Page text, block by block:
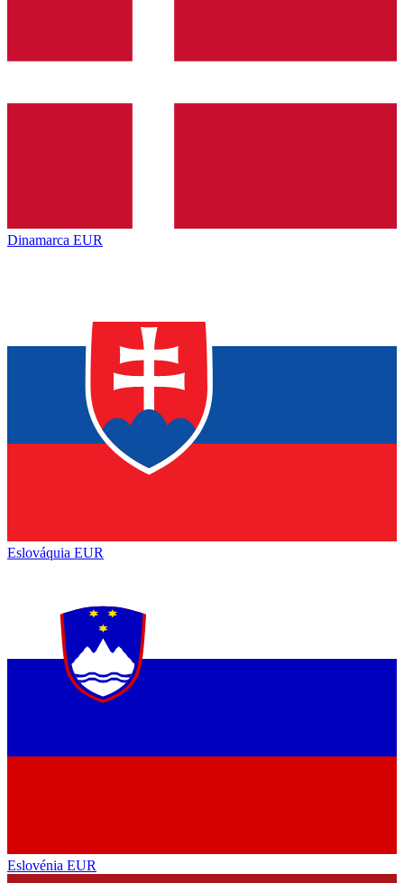
Dinamarca EUR
Eslováquia EUR
Eslovénia EUR